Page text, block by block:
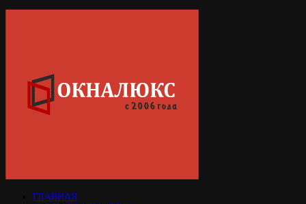
ГЛАВНАЯ